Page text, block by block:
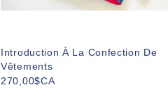
Introduction À La Confection De
Vêtements
270,00$CA